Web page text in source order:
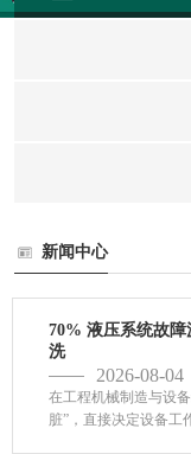
新闻中心
70% 液压系统故
洗
2026-08-04
在工程机械制造与设
脏”，直接决定设备工